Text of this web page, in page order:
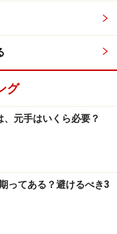
ーベル賞学者御用達
スーパーカミオカン
「ヒッグス粒子」の
器研究機構（ＫＥ
ノーベル賞受賞研
社の計測技術はあ
いました。NASAで
ィルムを使ってい
XYトラッカー」の
発を支えてきたの
グ
元手はいくら必要？
ってある？避けるべき3